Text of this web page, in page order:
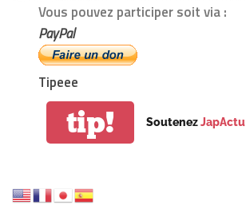
Vous pouvez participer soit via :
PayPal
Tipeee
tip! SoutenezJapActu